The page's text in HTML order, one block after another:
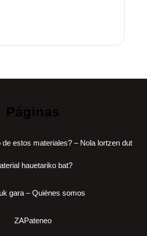
Páginas
estos materiales? – Nola lortzen dut
hauetariko bat?
gara – Quiénes somos
ZAPateneo